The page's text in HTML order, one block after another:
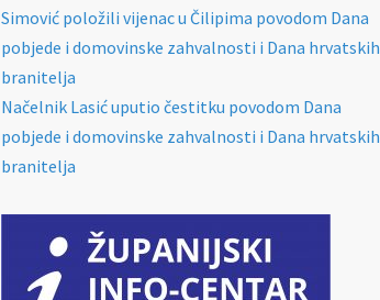
Simović položili vijenac u Čilipima povodom Dana
pobjede i domovinske zahvalnosti i Dana hrvatskih
branitelja
Načelnik Lasić uputio čestitku povodom Dana
pobjede i domovinske zahvalnosti i Dana hrvatskih
branitelja